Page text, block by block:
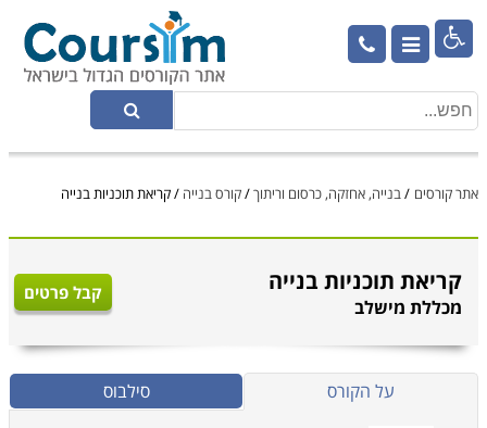

אתר קורסים /בנייה, אחזקה, כרסום וריתוך/קורס בנייה /קריאת תוכניות בנייה
קריאת תוכניות בנייה
מכללת מישלב
קבל פרטים
על הקורס סילבוס